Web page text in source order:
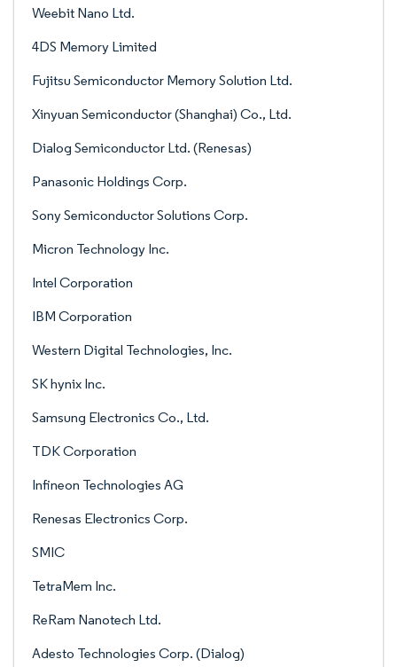
Weebit Nano Ltd.
4DS Memory Limited
Fujitsu Semiconductor Memory Solution Ltd.
Xinyuan Semiconductor (Shanghai) Co., Ltd.
Dialog Semiconductor Ltd. (Renesas)
Panasonic Holdings Corp.
Sony Semiconductor Solutions Corp.
Micron Technology Inc.
Intel Corporation
IBM Corporation
Western Digital Technologies, Inc.
SK hynix Inc.
Samsung Electronics Co., Ltd.
TDK Corporation
Infineon Technologies AG
Renesas Electronics Corp.
SMIC
TetraMem Inc.
ReRam Nanotech Ltd.
Adesto Technologies Corp. (Dialog)